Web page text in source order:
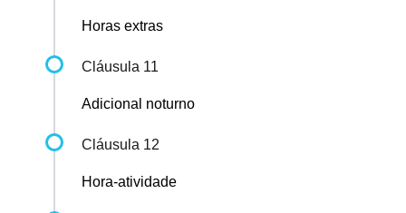
Horas extras
Cláusula 11
Adicional noturno
Cláusula 12
Hora-atividade